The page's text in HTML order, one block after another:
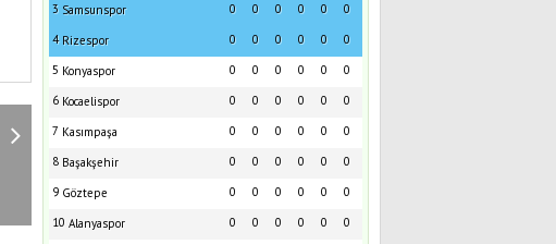
3 Samsunspor 0
0
0
0
0
0
4 Rizespor 0
0
0
0
0
0
5 Konyaspor 0
0
0
0
0
0
6 Kocaelispor 0
0
0
0
0
0
7 Kasımpaşa 0
0
0
0
0
0
8 Başakşehir 0
0
0
0
0
0
9 Göztepe 0
0
0
0
0
0
10 Alanyaspor 0
0
0
0
0
0